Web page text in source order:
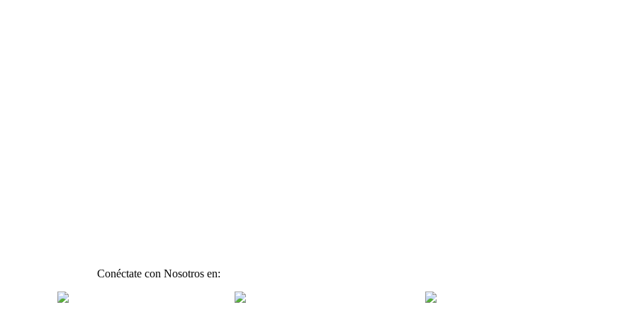
Conéctate con Nosotros en: